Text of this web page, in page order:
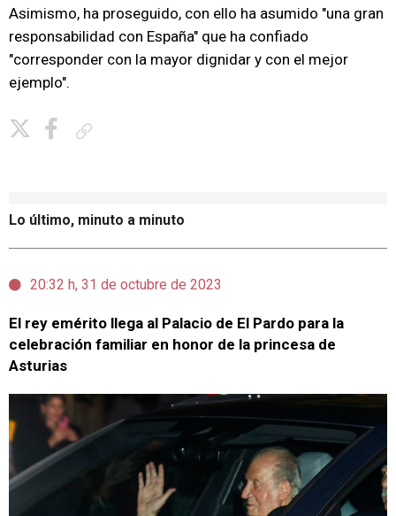
Asimismo, ha proseguido, con ello ha asumido "una gran
responsabilidad con España" que ha confiado
"corresponder con la mayor dignidar y con el mejor
ejemplo".
Lo último, minuto a minuto
20:32 h, 31 de octubre de 2023
El rey emérito llega al Palacio de El Pardo para la
celebración familiar en honor de la princesa de
Asturias